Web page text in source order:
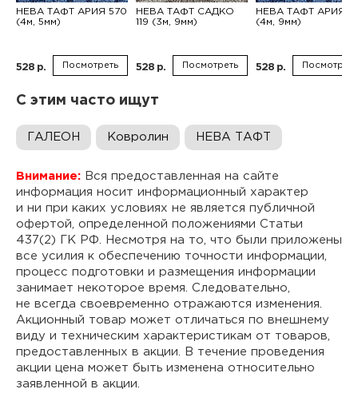
НЕВА ТАФТ АРИЯ 570
(4м, 5мм)
528 р. Посмотреть
НЕВА ТАФТ САДКО
119 (3м, 9мм)
528 р. Посмотреть
НЕВА ТАФТ АРИЯ
(4м, 9мм)
528 р. Посмотреть
С этим часто ищут
ГАЛЕОН Ковролин НЕВА ТАФТ
Внимание: Вся предоставленная на сайте
информация носит информационный характер
и ни при каких условиях не является публичной
офертой, определенной положениями Статьи
437(2) ГК РФ. Несмотря на то, что были приложены
все усилия к обеспечению точности информации,
процесс подготовки и размещения информации
занимает некоторое время. Следовательно,
не всегда своевременно отражаются изменения.
Акционный товар может отличаться по внешнему
виду и техническим характеристикам от товаров,
предоставленных в акции. В течение проведения
акции цена может быть изменена относительно
заявленной в акции.